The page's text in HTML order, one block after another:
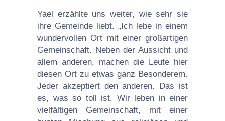
Yael erzählte uns weiter, wie sehr sie
ihre Gemeinde liebt. „Ich lebe in einem
wundervollen Ort mit einer großartigen
Gemeinschaft. Neben der Aussicht und
allem anderen, machen die Leute hier
diesen Ort zu etwas ganz Besonderem.
Jeder akzeptiert den anderen. Das ist
es, was so toll ist. Wir leben in einer
vielfältigen Gemeinschaft, mit einer